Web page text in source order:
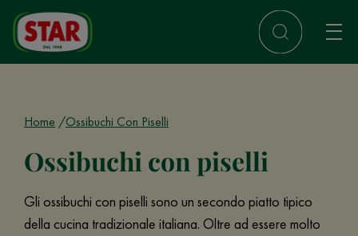
Home Ossibuchi Con Piselli
Ossibuchi con piselli
Gli ossibuchi con piselli sono un secondo piatto tipico
della cucina tradizionale italiana. Oltre ad essere molto